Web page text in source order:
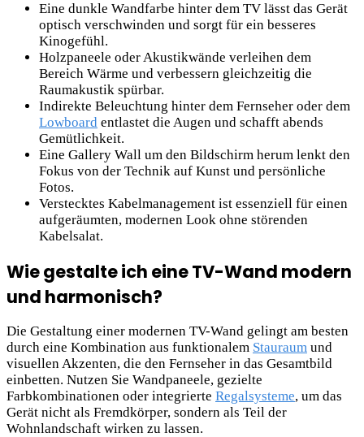
Eine dunkle Wandfarbe hinter dem TV lässt das Gerät
optisch verschwinden und sorgt für ein besseres
Kinogefühl.
Holzpaneele oder Akustikwände verleihen dem
Bereich Wärme und verbessern gleichzeitig die
Raumakustik spürbar.
Indirekte Beleuchtung hinter dem Fernseher oder dem
Lowboard entlastet die Augen und schafft abends
Gemütlichkeit.
Eine Gallery Wall um den Bildschirm herum lenkt den
Fokus von der Technik auf Kunst und persönliche
Fotos.
Verstecktes Kabelmanagement ist essenziell für einen
aufgeräumten, modernen Look ohne störenden
Kabelsalat.
Wie gestalte ich eine TV-Wand modern
und harmonisch?
Die Gestaltung einer modernen TV-Wand gelingt am besten
durch eine Kombination aus funktionalem Stauraum und
visuellen Akzenten, die den Fernseher in das Gesamtbild
einbetten. Nutzen Sie Wandpaneele, gezielte
Farbkombinationen oder integrierte Regalsysteme, um das
Gerät nicht als Fremdkörper, sondern als Teil der
Wohnlandschaft wirken zu lassen.